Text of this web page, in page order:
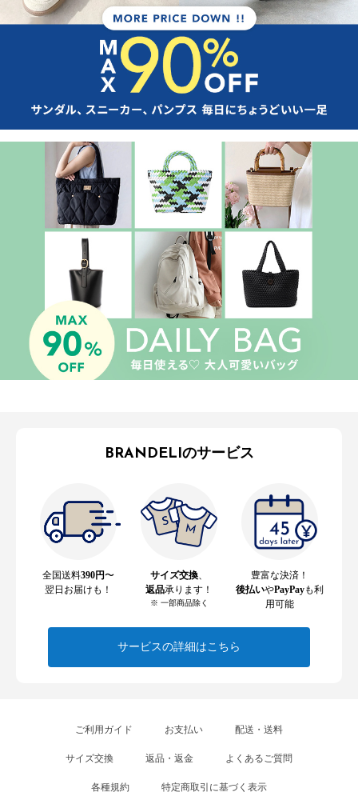
BRANDELIのサービス
全国送料390円〜
翌日お届けも！
サイズ交換、
返品承ります！
※ 一部商品除く
豊富な決済！
後払いやPayPayも利
用可能
サービスの詳細はこちら
ご利用ガイド お支払い 配送・送料
サイズ交換 返品・返金 よくあるご質問
各種規約 特定商取引に基づく表示